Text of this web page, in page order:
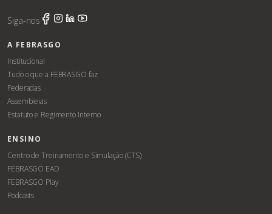
Siga-nos
A FEBRASGO
Institucional
Tudo o que a FEBRASGO faz
Federadas
Assembleias
Estatuto e Regimento Interno
ENSINO
Centro de Treinamento e Simulação (CTS)
FEBRASGO EAD
FEBRASGO Play
Podcasts